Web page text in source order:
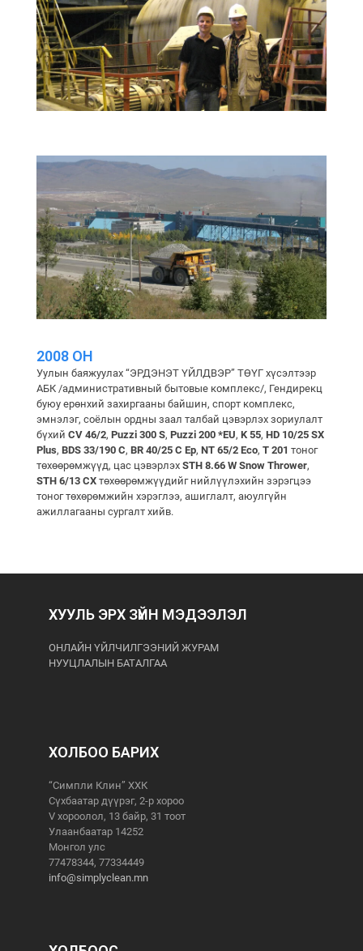
2008 ОН
Уулын баяжуулах “ЭРДЭНЭТ ҮЙЛДВЭР” ТӨҮГ хүсэлтээр
АБК /административный бытовые комплекс/, Гендирекц
буюу ерөнхий захиргааны байшин, спорт комплекс,
эмнэлэг, соёлын ордны заал талбай цэвэрлэх зориулалт
бүхий CV 46/2, Puzzi 300 S, Puzzi 200 *EU, K 55, HD 10/25 SX
Plus, BDS 33/190 C, BR 40/25 C Ep, NT 65/2 Eco, T 201 тоног
төхөөрөмжүүд, цас цэвэрлэх STH 8.66 W Snow Thrower,
STH 6/13 CXтөхөөрөмжүүдийг нийлүүлэхийн зэрэгцээ
тоног төхөрөмжийн хэрэглээ, ашиглалт, аюулгүйн
ажиллагааны сургалт хийв.
ХУУЛЬ ЭРХ ЗҮЙН МЭДЭЭЛЭЛ
ОНЛАЙН ҮЙЛЧИЛГЭЭНИЙ ЖУРАМ
НУУЦЛАЛЫН БАТАЛГАА
ХОЛБОО БАРИХ
“Симпли Клин” ХХК
Сүхбаатар дүүрэг, 2-р хороо
V хороолол, 13 байр, 31 тоот
Улаанбаатар 14252
Монгол улс
77478344, 77334449
info@simplyclean.mn